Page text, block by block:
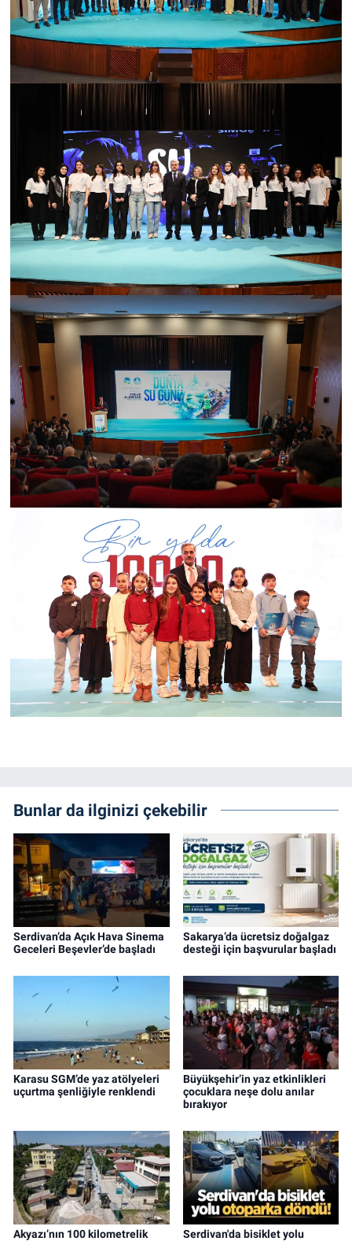
Bunlar da ilginizi çekebilir
Serdivan’da Açık Hava Sinema
Geceleri Beşevler’de başladı
Sakarya’da ücretsiz doğalgaz
desteği için başvurular başladı
Karasu SGM’de yaz atölyeleri
uçurtma şenliğiyle renklendi
Büyükşehir’in yaz etkinlikleri
çocuklara neşe dolu anılar
bırakıyor
Akyazı’nın 100 kilometrelik
Serdivan'da bisiklet yolu